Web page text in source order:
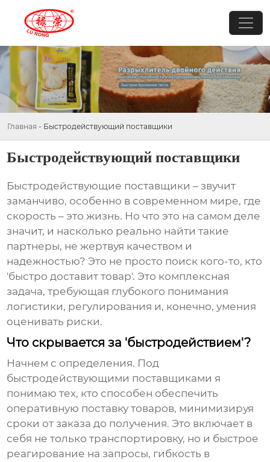
Главная - Быстродействующий поставщики
Быстродействующий поставщики
Быстродействующие поставщики – звучит
заманчиво, особенно в современном мире, где
скорость – это жизнь. Но что это на самом деле
значит, и насколько реально найти такие
партнеры, не жертвуя качеством и
надежностью? Это не просто поиск кого-то, кто
'быстро доставит товар'. Это комплексная
задача, требующая глубокого понимания
логистики, регулирования и, конечно, умения
оценивать риски.
Что скрывается за 'быстродействием'?
Начнем с определения. Под
быстродействующими поставщиками я
понимаю тех, кто способен обеспечить
оперативную поставку товаров, минимизируя
сроки от заказа до получения. Это включает в
себя не только транспортировку, но и быстрое
реагирование на запросы, гибкость в